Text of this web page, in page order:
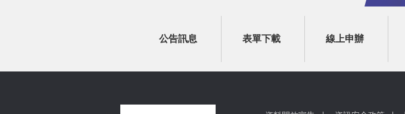
公告訊息 表單下載 線上申辦